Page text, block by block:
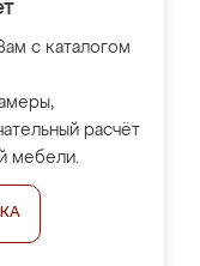
с каталогом
расчёт
мебели.